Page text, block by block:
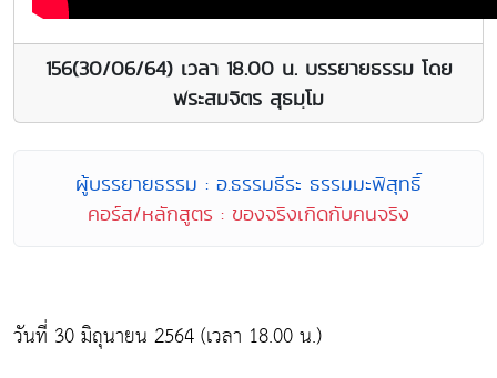
156(30/06/64) เวลา 18.00 น. บรรยายธรรม โดย
พระสมจิตร สุธมฺโม
ผู้บรรยายธรรม : อ.ธรรมธีระ ธรรมมะพิสุทธิ์
คอร์ส/หลักสูตร : ของจริงเกิดกับคนจริง
วันที่ 30 มิถุนายน 2564 (เวลา 18.00 น.)